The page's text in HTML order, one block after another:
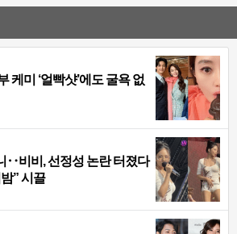
케미 ‘얼빡샷’에도 굴욕 없
‥비비, 선정성 논란 터졌다
” 시끌